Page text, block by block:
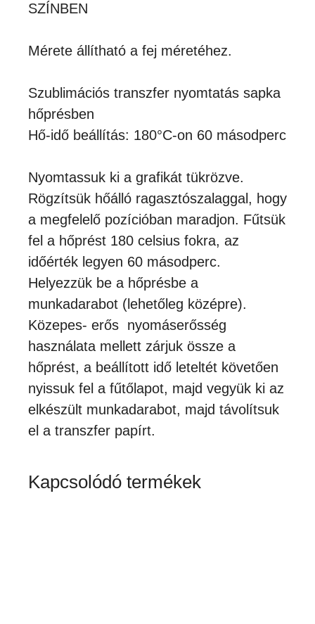
SZÍNBEN
Mérete állítható a fej méretéhez.
Szublimációs transzfer nyomtatás sapka
hőprésben
Hő-idő beállítás: 180°C-on 60 másodperc
Nyomtassuk ki a grafikát tükrözve.
Rögzítsük hőálló ragasztószalaggal, hogy
a megfelelő pozícióban maradjon. Fűtsük
fel a hőprést 180 celsius fokra, az
időérték legyen 60 másodperc.
Helyezzük be a hőprésbe a
munkadarabot (lehetőleg középre).
Közepes- erős nyomáserősség
használata mellett zárjuk össze a
hőprést, a beállított idő leteltét követően
nyissuk fel a fűtőlapot, majd vegyük ki az
elkészült munkadarabot, majd távolítsuk
el a transzfer papírt.
Kapcsolódó termékek